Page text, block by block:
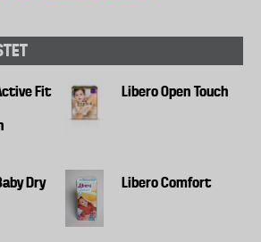
Fit
Libero Open Touch
Dry Libero Comfort